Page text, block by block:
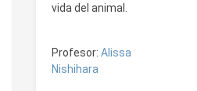
vida del animal.
Profesor: Alissa
Nishihara